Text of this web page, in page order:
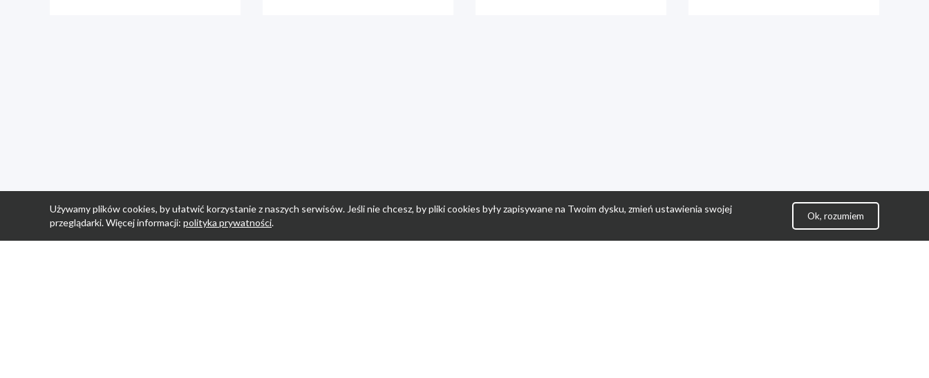
Używamy plików cookies, by ułatwić korzystanie z naszych serwisów. Jeśli nie chcesz, by pliki cookies były zapisywane na Twoim dysku, zmień ustawienia swojej
przeglądarki. Więcej informacji: polityka prywatności.
Ok, rozumiem